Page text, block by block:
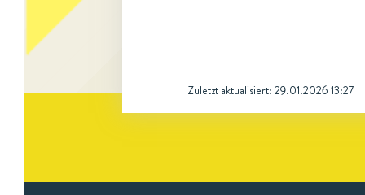
Zuletzt aktualisiert: 29.01.2026 13:27